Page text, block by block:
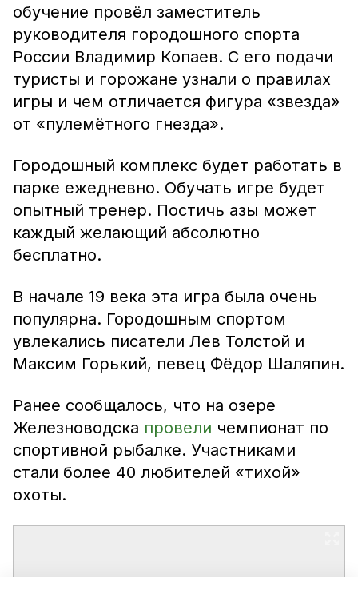
обучение провёл заместитель
руководителя городошного спорта
России Владимир Копаев. С его подачи
туристы и горожане узнали о правилах
игры и чем отличается фигура «звезда»
от «пулемётного гнезда».
Городошный комплекс будет работать в
парке ежедневно. Обучать игре будет
опытный тренер. Постичь азы может
каждый желающий абсолютно
бесплатно.
В начале 19 века эта игра была очень
популярна. Городошным спортом
увлекались писатели Лев Толстой и
Максим Горький, певец Фёдор Шаляпин.
Ранее сообщалось, что на озере
Железноводска провели чемпионат по
спортивной рыбалке. Участниками
стали более 40 любителей «тихой»
охоты.